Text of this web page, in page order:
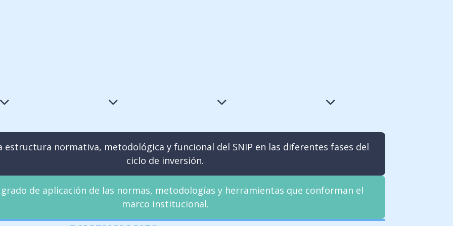
estructura normativa, metodológica y funcional del SNIP en las diferentes fases del
ciclo de inversión.
de aplicación de las normas, metodologías y herramientas que conforman el
marco institucional.